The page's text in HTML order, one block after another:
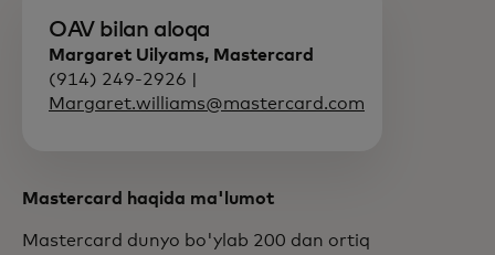
OAV bilan aloqa
Margaret Uilyams, Mastercard
(914) 249-2926 |
Margaret.williams@mastercard.com
Mastercard haqida ma'lumot
Mastercard dunyo bo'ylab 200 dan ortiq